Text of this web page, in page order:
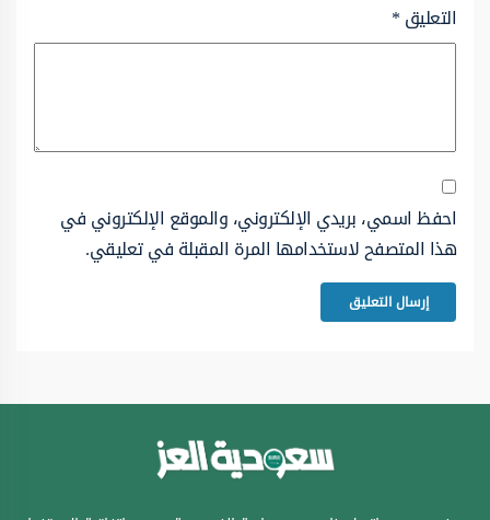
التعليق*
احفظ اسمي، بريدي الإلكتروني، والموقع الإلكتروني في
هذا المتصفح لاستخدامها المرة المقبلة في تعليقي.